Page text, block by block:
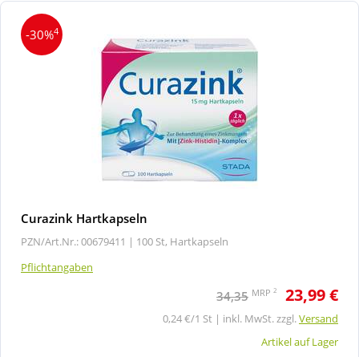
-30%4
Curazink Hartkapseln
PZN/Art.Nr.: 00679411 | 100 St, Hartkapseln
Pflichtangaben
34,35 MRP 2 23,99 €
0,24 €/1 St | inkl. MwSt. zzgl.Versand
Artikel auf Lager